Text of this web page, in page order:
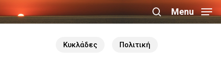
to
search
Menu
Κυκλάδες Πολιτική